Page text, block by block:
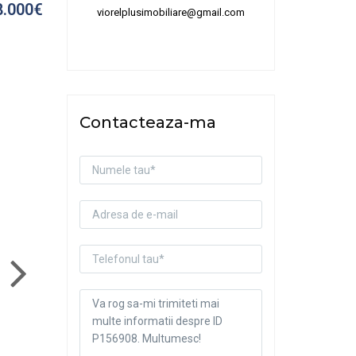
viorelplusimobiliare@gmail.com
Contacteaza-ma